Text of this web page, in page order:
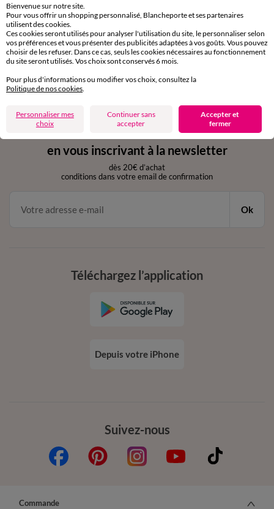
Retours gratuits
sous 30 jours avec Mondial Relay uniquement
Service clients
par chat et par téléphone
de 8h00 à 20h00 du lundi au samedi
11€ Offerts
en vous inscrivant à la newsletter
dès 20€ d’achat
conditions dans votre email de confirmation
Ok
Suivez-nous
Téléchargez l’application
Depuis votre iPhone
Commande
Bienvenue sur notre site.
Pour vous offrir un shopping personnalisé, Blancheporte et ses partenaires
utilisent des cookies.
Ces cookies seront utilisés pour analyser l'utilisation du site, le personnaliser selon
vos préférences et vous présenter des publicités adaptées à vos goûts. Vous pouvez
choisir de les refuser. Dans ce cas, seuls les cookies nécessaires au fonctionnement
du site seront utilisés. Vos choix sont conservés 6 mois.
Pour plus d'informations ou modifier vos choix, consultez la
Politique de nos cookies
Personnaliser mes
choix
Continuer sans
accepter
Accepter et
fermer